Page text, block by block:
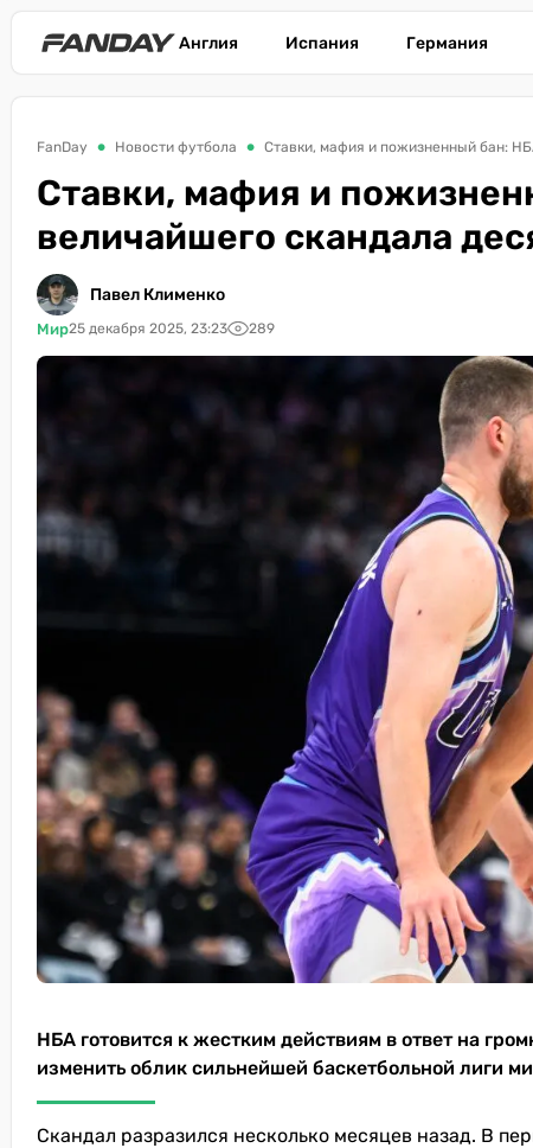
Англия Испания Германия
FanDay Новости футбола Ставки, мафия и пожизненный бан:
Ставки, мафия и
величайшего скандала
Павел Клименко
Мир25 декабря 2025, 23:23 289
НБА готовится к жестким действиям в ответ на
изменить облик сильнейшей баскетбольной лиги
Скандал разразился несколько месяцев назад. В